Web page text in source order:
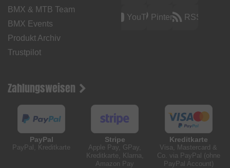
BMX & MTB Team
BMX Events
Produkt Archiv
Trustpilot
YouTubePinterest RSS
Zahlungsweisen
PayPal
PayPal, Kreditkarte
Stripe
Apple Pay, GPay,
Kreditkarte, Klarna,
Amazon Pay
Kreditkarte
Visa, Mastercard &
Co. via PayPal (ohne
PayPal Account)